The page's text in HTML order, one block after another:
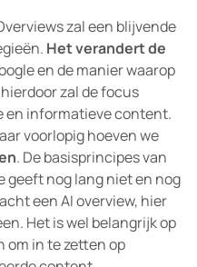
zal een blijvende
Het verandert de
en de manier waarop
zal de focus
en informatieve content.
voorlopig hoeven we
. De basisprincipes van
geeft nog lang niet en nog
een AI overview, hier
Het is wel belangrijk op
om in te zetten op